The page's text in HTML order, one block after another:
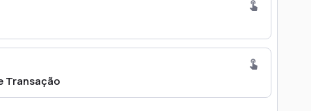
Transação